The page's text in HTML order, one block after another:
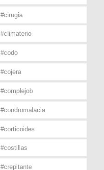
#cirugia
#climaterio
#codo
#cojera
#complejob
#condromalacia
#corticoides
#costillas
#crepitante